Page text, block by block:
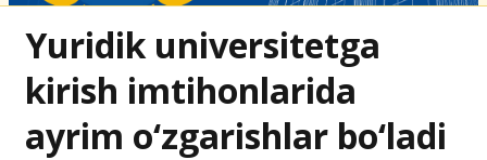
Yuridik universitetga
kirish imtihonlarida
ayrim o‘zgarishlar bo‘ladi